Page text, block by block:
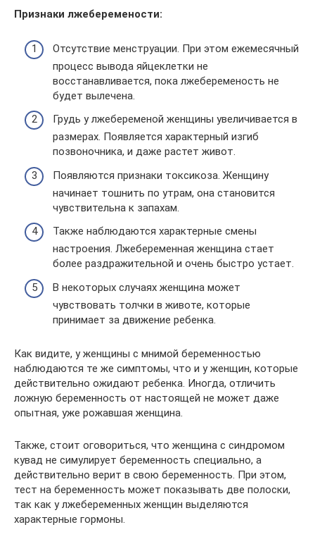
Признаки лжеберемености:
Отсутствие менструации. При этом ежемесячный
процесс вывода яйцеклетки не
восстанавливается, пока лжебеременость не
будет вылечена.
Грудь у лжебеременой женщины увеличивается в
размерах. Появляется характерный изгиб
позвоночника, и даже растет живот.
Появляются признаки токсикоза. Женщину
начинает тошнить по утрам, она становится
чувствительна к запахам.
Также наблюдаются характерные смены
настроения. Лжебеременная женщина стает
более раздражительной и очень быстро устает.
В некоторых случаях женщина может
чувствовать толчки в животе, которые
принимает за движение ребенка.
Как видите, у женщины с мнимой беременностью
наблюдаются те же симптомы, что и у женщин, которые
действительно ожидают ребенка. Иногда, отличить
ложную беременность от настоящей не может даже
опытная, уже рожавшая женщина.
Также, стоит оговориться, что женщина с синдромом
кувад не симулирует беременность специально, а
действительно верит в свою беременность. При этом,
тест на беременность может показывать две полоски,
так как у лжебеременных женщин выделяются
характерные гормоны.